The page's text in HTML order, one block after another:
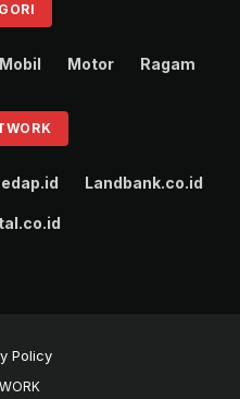
Mobil Motor Ragam
Landbank.co.id
Policy